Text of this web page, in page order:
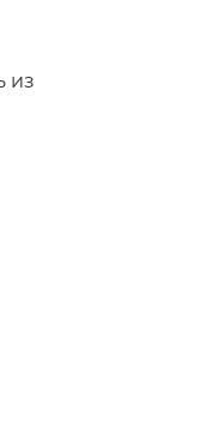
из